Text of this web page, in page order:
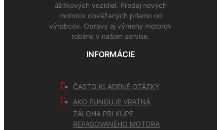
úžitkových vozidiel. Predaj nových
motorov dovážaných priamo od
výrobcov. Opravy aj výmeny motorov
robíme v našom servise.
INFORMÁCIE
ČASTO KLADENÉ OTÁZKY
AKO FUNGUJE VRATNÁ
ZÁLOHA PRI KÚPE
REPASOVANÉHO MOTORA